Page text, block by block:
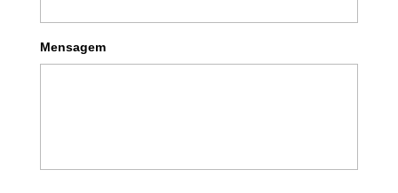
Mensagem